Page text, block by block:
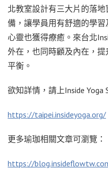
北教室設計有三大片的落
備，讓學員用有舒適的學習
心靈也獲得療癒。來台北
外在，也同時顧及內在，
平衡。
欲知詳情，請上Inside Yoga
https://taipei.insideyoga.org/
更多瑜珈相關文章可瀏覽：
https://